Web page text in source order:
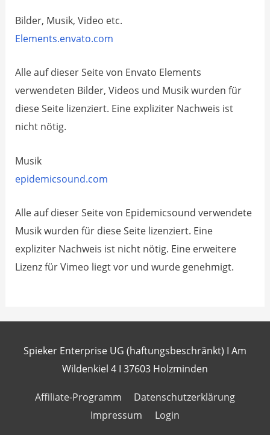
Bilder, Musik, Video etc.
Elements.envato.com
Alle auf dieser Seite von ​Envato Elements
verwendeten Bilder, Videos und Musik wurden für
diese Seite lizenziert. Eine expliziter ​Nachweis ist
nicht nötig.
Musik
​epidemicsound.com
​Alle auf dieser Seite von ​Epidemicsound verwendete
Musik wurden für diese Seite lizenziert. Eine
expliziter ​Nachweis ist nicht nötig. Eine erweitere
Lizenz für Vimeo liegt vor und wurde genehmigt.
Spieker Enterprise UG (haftungsbeschränkt) I Am
Wildenkiel 4 I 37603 Holzminden
Affiliate-Programm
Datenschutzerklärung
Impressum
Login